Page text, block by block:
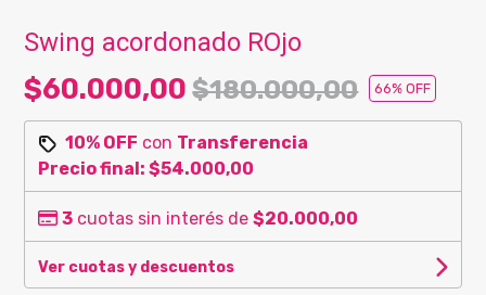
Swing acordonado ROjo
$60.000,00$180.000,00 66% OFF
10% OFF con Transferencia
Precio final:$54.000,00
3 cuotas sin interés de$20.000,00
Ver cuotas y descuentos